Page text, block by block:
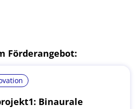
Förderangebot:
Binaurale